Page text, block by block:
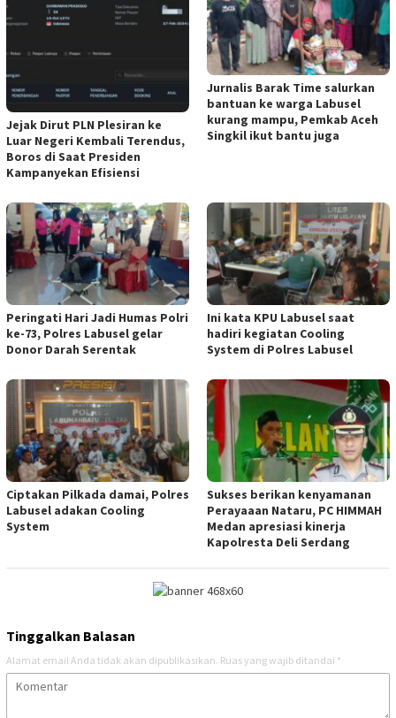
Jejak Dirut PLN Plesiran ke
Luar Negeri Kembali Terendus,
Boros di Saat Presiden
Kampanyekan Efisiensi
Jurnalis Barak Time salurkan
bantuan ke warga Labusel
kurang mampu, Pemkab Aceh
Singkil ikut bantu juga
Peringati Hari Jadi Humas Polri
ke-73, Polres Labusel gelar
Donor Darah Serentak
Ini kata KPU Labusel saat
hadiri kegiatan Cooling
System di Polres Labusel
Ciptakan Pilkada damai, Polres
Labusel adakan Cooling
System
Sukses berikan kenyamanan
Perayaaan Nataru, PC HIMMAH
Medan apresiasi kinerja
Kapolresta Deli Serdang
Tinggalkan Balasan
Alamat email Anda tidak akan dipublikasikan. Ruas yang wajib ditandai *